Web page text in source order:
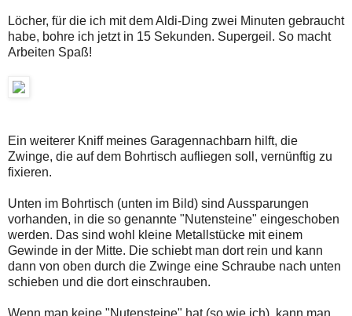
Löcher, für die ich mit dem Aldi-Ding zwei Minuten gebraucht
habe, bohre ich jetzt in 15 Sekunden. Supergeil. So macht
Arbeiten Spaß!
Ein weiterer Kniff meines Garagennachbarn hilft, die
Zwinge, die auf dem Bohrtisch aufliegen soll, vernünftig zu
fixieren.
Unten im Bohrtisch (unten im Bild) sind Aussparungen
vorhanden, in die so genannte "Nutensteine" eingeschoben
werden. Das sind wohl kleine Metallstücke mit einem
Gewinde in der Mitte. Die schiebt man dort rein und kann
dann von oben durch die Zwinge eine Schraube nach unten
schieben und die dort einschrauben.
Wenn man keine "Nutensteine" hat (so wie ich), kann man